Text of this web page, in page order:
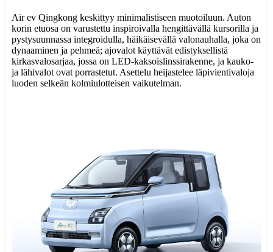
Air ev Qingkong keskittyy minimalistiseen muotoiluun. Auton
korin etuosa on varustettu inspiroivalla hengittävällä kursorilla ja
pystysuunnassa integroidulla, häikäisevällä valonauhalla, joka on
dynaaminen ja pehmeä; ajovalot käyttävät edistyksellistä
kirkasvalosarjaa, jossa on LED-kaksoislinssirakenne, ja kauko-
ja lähivalot ovat porrastetut. Asettelu heijastelee läpivientivaloja
luoden selkeän kolmiulotteisen vaikutelman.